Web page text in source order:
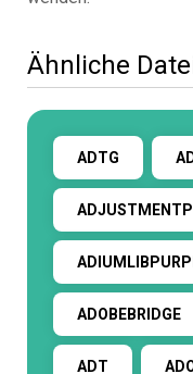
Ähnliche
ADTG
ADOBEBRIDGE
ADT